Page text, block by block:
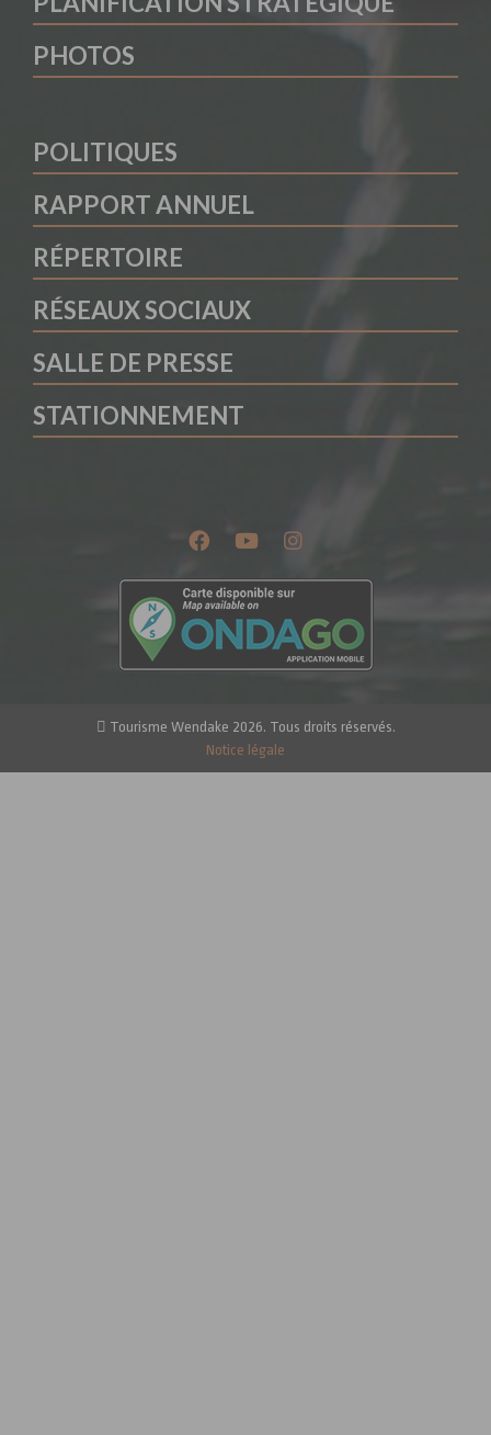
PHOTOS
POLITIQUES
RAPPORT ANNUEL
RÉPERTOIRE
RÉSEAUX SOCIAUX
SALLE DE PRESSE
STATIONNEMENT
Tourisme Wendake 2026. Tous droits réservés.
Notice légale